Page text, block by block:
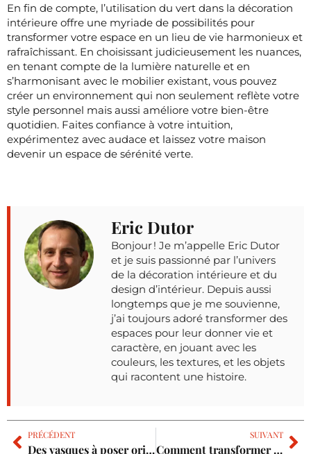
En fin de compte, l’utilisation du vert dans la décoration
intérieure offre une myriade de possibilités pour
transformer votre espace en un lieu de vie harmonieux et
rafraîchissant. En choisissant judicieusement les nuances,
en tenant compte de la lumière naturelle et en
s’harmonisant avec le mobilier existant, vous pouvez
créer un environnement qui non seulement reflète votre
style personnel mais aussi améliore votre bien-être
quotidien. Faites confiance à votre intuition,
expérimentez avec audace et laissez votre maison
devenir un espace de sérénité verte.
Eric Dutor
Bonjour ! Je m’appelle Eric Dutor
et je suis passionné par l’univers
de la décoration intérieure et du
design d’intérieur. Depuis aussi
longtemps que je me souvienne,
j’ai toujours adoré transformer des
espaces pour leur donner vie et
caractère, en jouant avec les
couleurs, les textures, et les objets
qui racontent une histoire.
PRÉCÉDENT
Des vasques à poser originales pour transformer votre salle de bain en œuvre d’art
SUIVANT
Comment transformer votre maison avec des encadrements de portes audacieux